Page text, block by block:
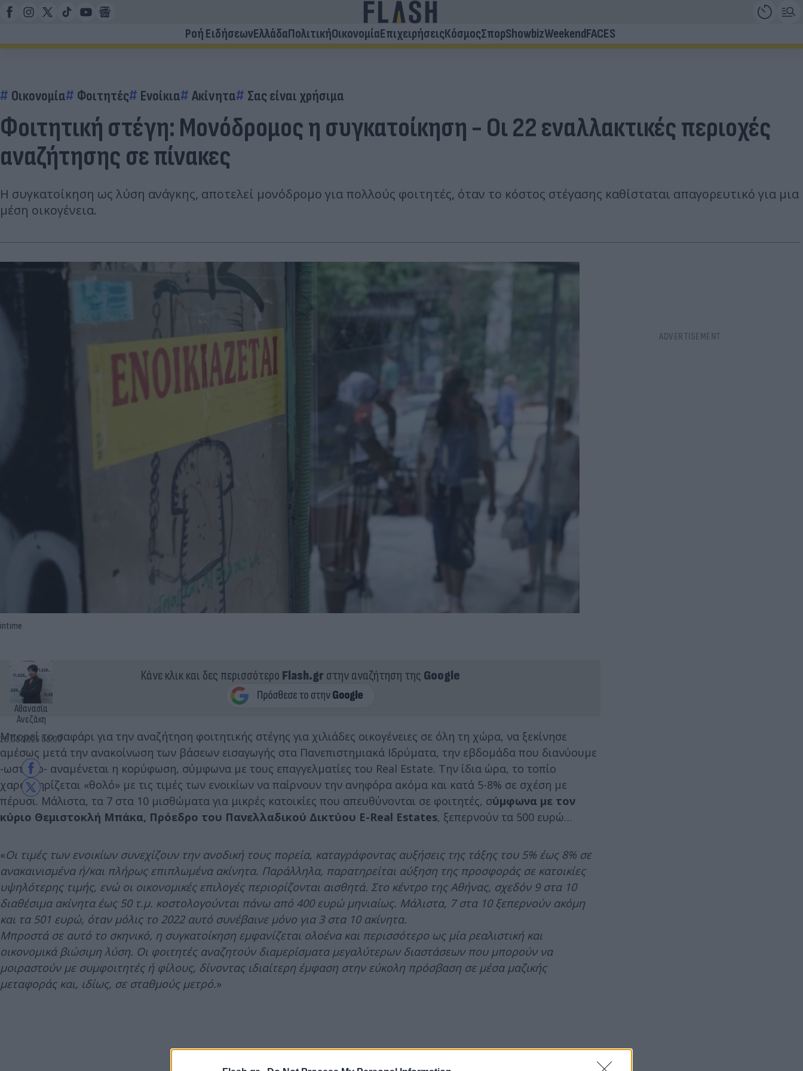
Ροή ΕιδήσεωνΕλλάδαΠολιτικήΟικονομίαΕπιχειρήσειςΚόσμοςΣπορShowbizWeekendFACES
Οικονομία Φοιτητές Ενοίκια Ακίνητα Σας είναι χρήσιμα
Φοιτητική στέγη: Μονόδρομος η συγκατοίκηση - Οι 22 εναλλακτικές περιοχές
αναζήτησης σε πίνακες
Η συγκατοίκηση ως λύση ανάγκης, αποτελεί μονόδρομο για πολλούς φοιτητές, όταν το κόστος στέγασης καθίσταται απαγορευτικό για μια
μέση οικογένεια.
intime
Αθανασία
Ανεζάκη
26.08.2025 08:00
Κάνε κλικ και δες περισσότερο Flash.grστην αναζήτηση της Google
Μπορεί το σαφάρι για την αναζήτηση φοιτητικής στέγης για χιλιάδες οικογένειες σε όλη τη χώρα, να ξεκίνησε
αμέσως μετά την ανακοίνωση των βάσεων εισαγωγής στα Πανεπιστημιακά Ιδρύματα, την εβδομάδα που διανύουμε
-ωστόσο- αναμένεται η κορύφωση, σύμφωνα με τους επαγγελματίες του Real Estate. Την ίδια ώρα, το τοπίο
χαρακτηρίζεται «θολό» με τις τιμές των ενοικίων να παίρνουν την ανηφόρα ακόμα και κατά 5-8% σε σχέση με
πέρυσι. Μάλιστα, τα 7 στα 10 μισθώματα για μικρές κατοικίες που απευθύνονται σε φοιτητές, σύμφωνα με τον
κύριο Θεμιστοκλή Μπάκα, Πρόεδρο του Πανελλαδικού Δικτύου E-Real Estates, ξεπερνούν τα 500 ευρώ…
«Οι τιμές των ενοικίων συνεχίζουν την ανοδική τους πορεία, καταγράφοντας αυξήσεις της τάξης του 5% έως 8% σε
ανακαινισμένα ή/και πλήρως επιπλωμένα ακίνητα. Παράλληλα, παρατηρείται αύξηση της προσφοράς σε κατοικίες
υψηλότερης τιμής, ενώ οι οικονομικές επιλογές περιορίζονται αισθητά. Στο κέντρο της Αθήνας, σχεδόν 9 στα 10
διαθέσιμα ακίνητα έως 50 τ.μ. κοστολογούνται πάνω από 400 ευρώ μηνιαίως. Μάλιστα, 7 στα 10 ξεπερνούν ακόμη
και τα 501 ευρώ, όταν μόλις το 2022 αυτό συνέβαινε μόνο για 3 στα 10 ακίνητα.
Μπροστά σε αυτό το σκηνικό, η συγκατοίκηση εμφανίζεται ολοένα και περισσότερο ως μία ρεαλιστική και
οικονομικά βιώσιμη λύση. Οι φοιτητές αναζητούν διαμερίσματα μεγαλύτερων διαστάσεων που μπορούν να
μοιραστούν με συμφοιτητές ή φίλους, δίνοντας ιδιαίτερη έμφαση στην εύκολη πρόσβαση σε μέσα μαζικής
μεταφοράς και, ιδίως, σε σταθμούς μετρό.»